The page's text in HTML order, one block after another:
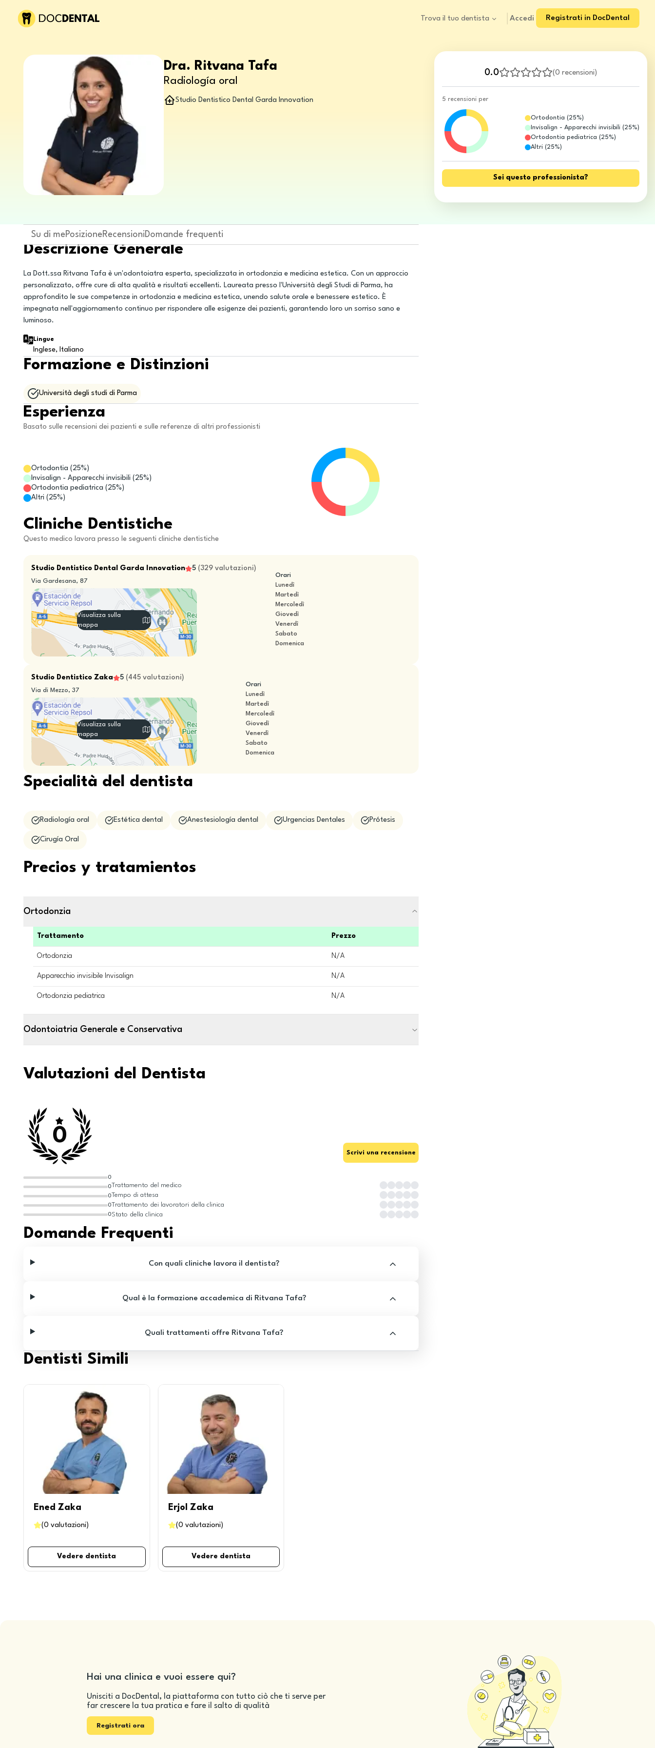
Trova il tuo dentista Accedi Registrati in DocDental
0.0 (0 recensioni)
5 recensioni per
Ortodontia (25%)
Invisalign - Apparecchi invisibili(25%)
Ortodontia pediatrica (25%)
Altri(25%)
Sei questo professionista?
Dra. Ritvana Tafa
Radiología oral
Studio Dentistico Dental Garda Innovation
Su di mePosizioneRecensioniDomande frequenti
Descrizione Generale
La Dott.ssa Ritvana Tafa è un'odontoiatra esperta, specializzata in ortodonzia e medicina estetica. Con un approccio
personalizzato, offre cure di alta qualità e risultati eccellenti. Laureata presso l'Università degli Studi di Parma, ha
approfondito le sue competenze in ortodonzia e medicina estetica, unendo salute orale e benessere estetico. È
impegnata nell'aggiornamento continuo per rispondere alle esigenze dei pazienti, garantendo loro un sorriso sano e
luminoso.
Lingue
Inglese, Italiano
Formazione e Distinzioni
Università degli studi di Parma
Esperienza
Basato sulle recensioni dei pazienti e sulle referenze di altri professionisti
Ortodontia ( 25%)
Invisalign - Apparecchi invisibili ( 25%)
Ortodontia pediatrica ( 25%)
Altri ( 25%)
Cliniche Dentistiche
Questo medico lavora presso le seguenti cliniche dentistiche
Studio Dentistico Dental Garda Innovation 5 (329 valutazioni)
Via Gardesana, 87
Visualizza sulla
mappa
Orari
Lunedì
Martedì
Mercoledì
Giovedì
Venerdì
Sabato
Domenica
Studio Dentistico Zaka 5 (445 valutazioni)
Via di Mezzo, 37
Visualizza sulla
mappa
Orari
Lunedì
Martedì
Mercoledì
Giovedì
Venerdì
Sabato
Domenica
Specialità del dentista
Radiología oral Estética dental Anestesiología dental Urgencias Dentales Prótesis
Cirugía Oral
Precios y tratamientos
Ortodonzia
Trattamento Prezzo
Ortodonzia N/A
Apparecchio invisibile Invisalign N/A
Ortodonzia pediatrica N/A
Odontoiatria Generale e Conservativa
Valutazioni del Dentista
0
0
0
0
0
0
Scrivi una recensione
Trattamento del medico
Tempo di attesa
Trattamento dei lavoratori della clinica
Stato della clinica
Domande Frequenti
Con quali cliniche lavora il dentista?
Qual è la formazione accademica di Ritvana Tafa?
Quali trattamenti offre Ritvana Tafa?
Dentisti Simili
Ened Zaka
(0 valutazioni )
Vedere dentista
Erjol Zaka
(0 valutazioni )
Vedere dentista
Hai una clinica e vuoi essere qui?
Unisciti a DocDental, la piattaforma con tutto ciò che ti serve per
far crescere la tua pratica e fare il salto di qualità
Registrati ora